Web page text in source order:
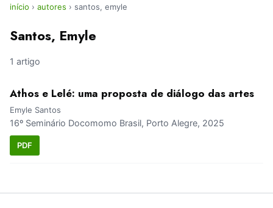
início › autores › santos, emyle
Santos, Emyle
1 artigo
Athos e Lelé: uma proposta de diálogo das artes
Emyle Santos
16º Seminário Docomomo Brasil, Porto Alegre, 2025
PDF